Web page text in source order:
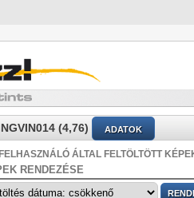
(4,76) ADATOK
ÁLTAL FELTÖLTÖTT
RENDEZÉSE